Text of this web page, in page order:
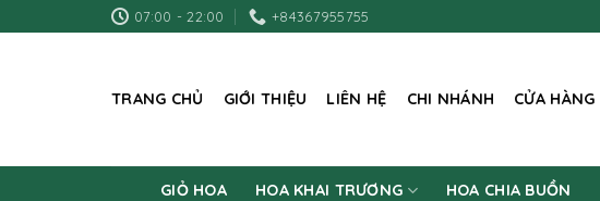
to
07:00 - 22:00 +84367955755
TRANG CHỦ GIỚI THIỆU LIÊN HỆ CHI NHÁNH CỬA HÀNG
GIỎ HOA HOA KHAI TRƯƠNG HOA CHIA BUỒN